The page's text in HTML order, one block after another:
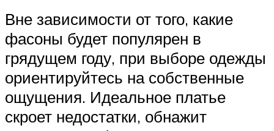
Вне зависимости от того, какие
фасоны будет популярен в
грядущем году, при выборе одежды
ориентируйтесь на собственные
ощущения. Идеальное платье
скроет недостатки, обнажит